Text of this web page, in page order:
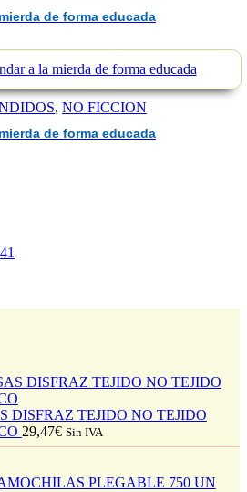
de forma educada
, NO FICCION
de forma educada
DISFRAZ TEJIDO NO TEJIDO
29,47€ Sin IVA